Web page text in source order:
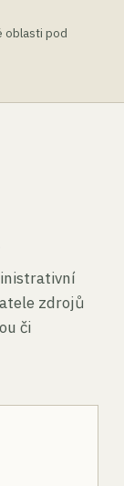
oblasti pod
zdrojů
či